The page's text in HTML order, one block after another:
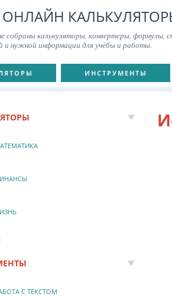
ОНЛАЙН
собраны калькуляторы, конвертеры, формулы,
и нужной информации для учёбы и работы.
ИНСТРУМЕНТЫ
С ТЕКСТОМ